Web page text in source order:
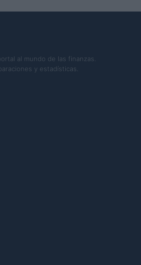
al mundo de las finanzas.
y estadísticas.